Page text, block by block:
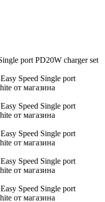
port PD20W charger set